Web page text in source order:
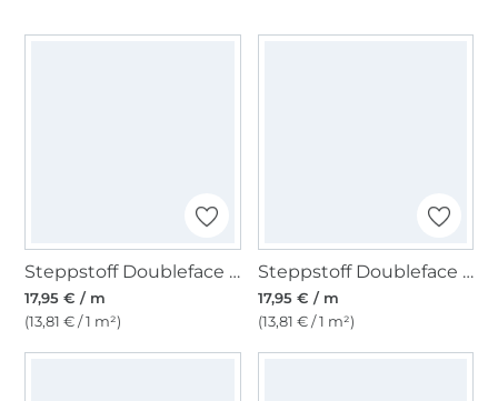
Steppstoff Doubleface Enjoy Bright Horizon Leo Love, pink
17,95 € / m
(13,81 € / 1 m²)
Steppstoff Doubleface Enjoy Copper Coast Circles Flowers, dunkelblau
17,95 € / m
(13,81 € / 1 m²)